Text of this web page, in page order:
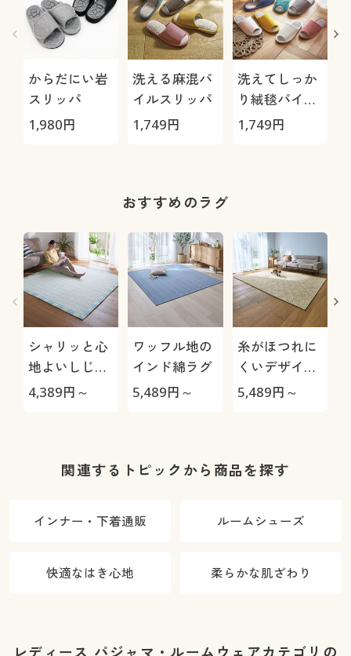
からだにい岩
スリッパ
1,980円
洗える麻混パ
イルスリッパ
1,749円
洗えてしっか
り絨毯パイル
スリッパ
1,749円
おすすめのラグ
シャリッと心
地よいしじら
織りキルトラ
4,389円～
ワッフル地の
インド綿ラグ
5,489円～
糸がほつれに
くいデザイン
キルトラグ(花
5,489円～
関連するトピックから商品を探す
インナー・下着通販 ルームシューズ
快適なはき心地 柔らかな肌ざわり
レディース パジャマ・ルームウェアカテゴリの